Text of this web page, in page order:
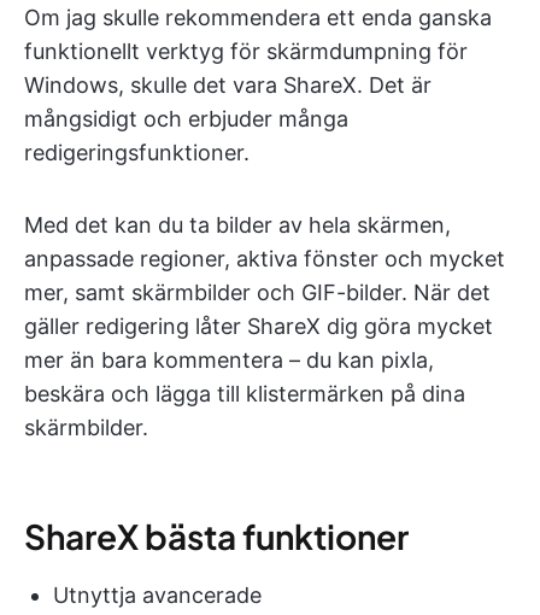
Om jag skulle rekommendera ett enda ganska
funktionellt verktyg för skärmdumpning för
Windows, skulle det vara ShareX. Det är
mångsidigt och erbjuder många
redigeringsfunktioner.
Med det kan du ta bilder av hela skärmen,
anpassade regioner, aktiva fönster och mycket
mer, samt skärmbilder och GIF-bilder. När det
gäller redigering låter ShareX dig göra mycket
mer än bara kommentera – du kan pixla,
beskära och lägga till klistermärken på dina
skärmbilder.
ShareX bästa funktioner
Utnyttja avancerade